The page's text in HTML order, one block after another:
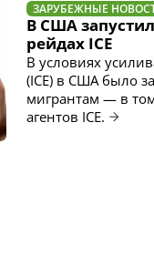
ЗАРУБЕЖНЫЕ
В США
рейдах ICE
В условиях
(ICE) в США было
мигрантам — в
агентов ICE.